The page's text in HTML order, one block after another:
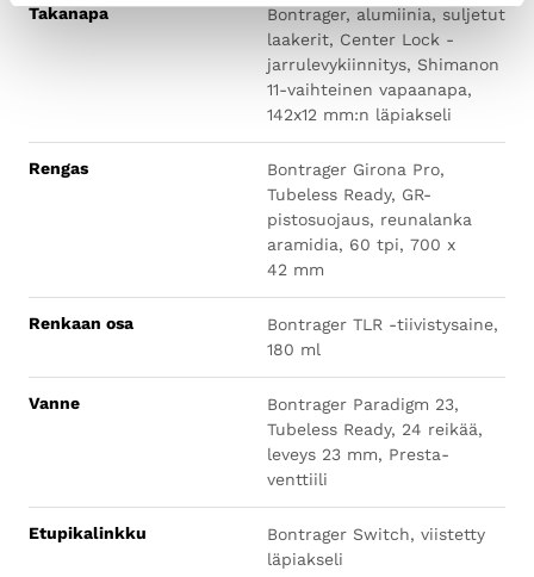
Takanapa
Bontrager, alumiinia, suljetut
laakerit, Center Lock -
jarrulevykiinnitys, Shimanon
11-vaihteinen vapaanapa,
142x12 mm:n läpiakseli
Rengas
Bontrager Girona Pro,
Tubeless Ready, GR-
pistosuojaus, reunalanka
aramidia, 60 tpi, 700 x
42 mm
Renkaan osa
Bontrager TLR -tiivistysaine,
180 ml
Vanne
Bontrager Paradigm 23,
Tubeless Ready, 24 reikää,
leveys 23 mm, Presta-
venttiili
Etupikalinkku
Bontrager Switch, viistetty
läpiakseli